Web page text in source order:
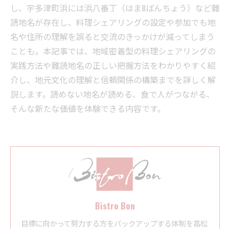
し、宇多津町浜には浜八番丁（はま8ばんちょう）など難
読地名が存在し、料理シェアリングの設定や参加でも地
名や住所の理解を誤ると交流のきっかけが減ってしまう
ことも。本記事では、地域密着型の料理シェアリングの
実践方法や難読地名の正しい把握方法をわかりやすく紹
介し、地元文化の理解と信頼関係の構築までを詳しく解
説します。読めない地名が読める、食で人がつながる、
そんな新たな価値を体験できる内容です。
Bistro Bon
目標に向かって努力する方をバックアップする体制を高松